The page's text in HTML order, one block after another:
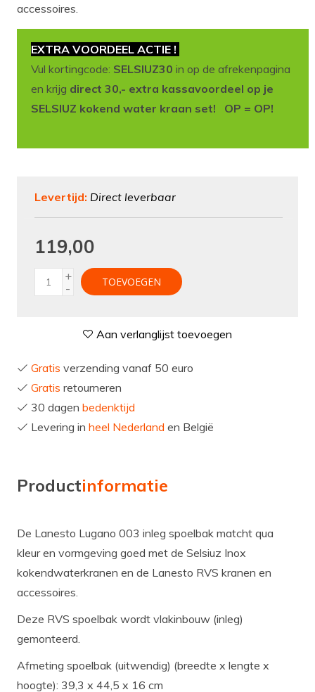
accessoires.
EXTRA VOORDEEL ACTIE !
Vul kortingcode: SELSIUZ30 in op de afrekenpagina
en krijg direct 30,- extra kassavoordeel op je
SELSIUZ kokend water kraan set! OP = OP!
Levertijd: Direct leverbaar
119,00
+
-
TOEVOEGEN
Aan verlanglijst toevoegen
Gratis verzending vanaf 50 euro
Gratis retourneren
30 dagen bedenktijd
Levering in heel Nederland en België
Productinformatie
De Lanesto Lugano 003 inleg spoelbak matcht qua
kleur en vormgeving goed met de Selsiuz Inox
kokendwaterkranen en de Lanesto RVS kranen en
accessoires.
Deze RVS spoelbak wordt vlakinbouw (inleg)
gemonteerd.
Afmeting spoelbak (uitwendig) (breedte x lengte x
hoogte): 39,3 x 44,5 x 16 cm